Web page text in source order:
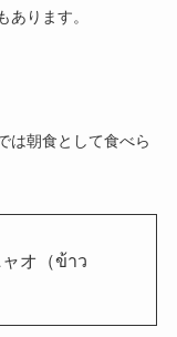
ります。
は朝食として食べら
オ（ข้าว